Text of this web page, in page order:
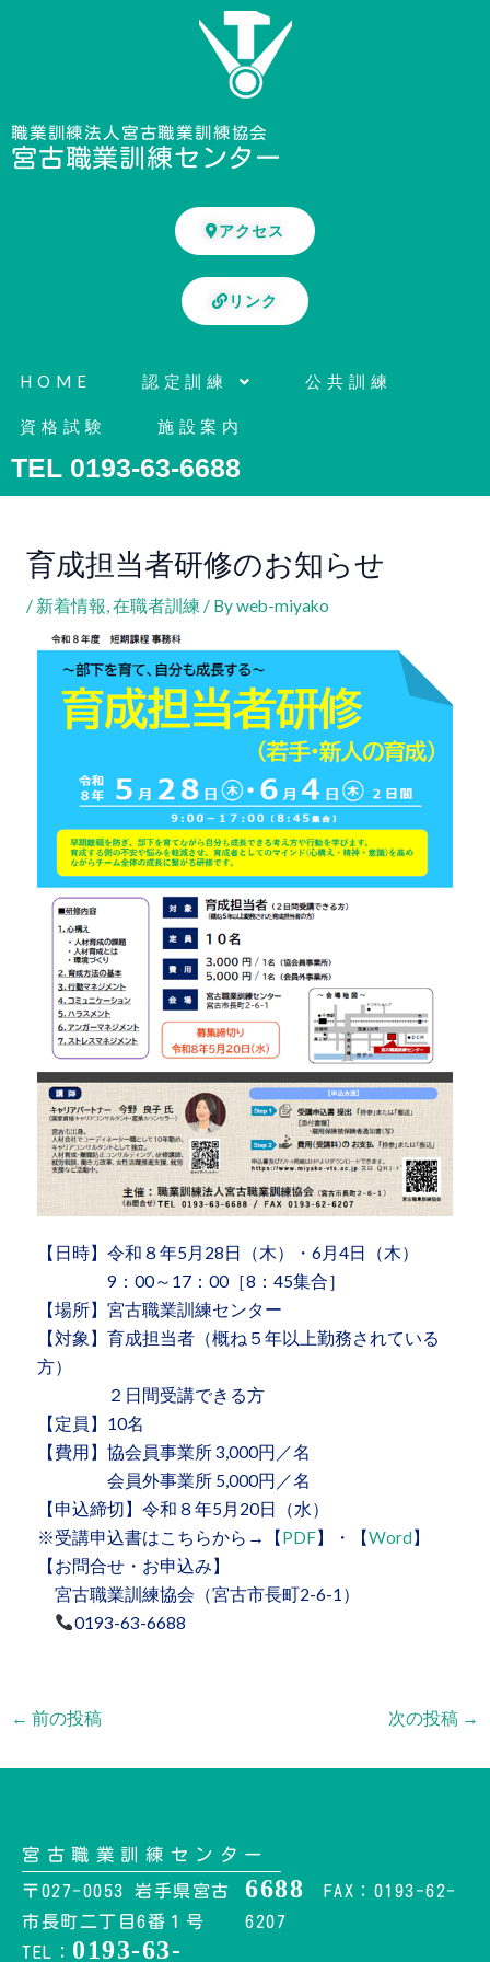
キ
ッ
職業訓練法人宮古職業訓練協会
宮古職業訓練センター
アクセス
リンク
HOME 認定訓練 公共訓練
資格試験 施設案内
TEL 0193-63-6688
育成担当者研修のお知らせ
/ 新着情報 在職者訓練 / Byweb-miyako
【日時】令和８年5月28日（木）・6月4日（木）
9：00～17：00［8：45集合］
【場所】宮古職業訓練センター
【対象】育成担当者（概ね５年以上勤務されている
方）
２日間受講できる方
【定員】10名
【費用】協会員事業所 3,000円／名
会員外事業所 5,000円／名
【申込締切】令和８年5月20日（水）
※受講申込書はこちらから→【PDF】・【Word】
【お問合せ・お申込み】
宮古職業訓練協会（宮古市長町2-6-1）
0193-63-6688
← 前の投稿 次の投稿 →
宮古職業訓練センター
〒027-0053 岩手県宮古
市長町二丁目6番１号
TEL： 0193-63-
6688 FAX：0193-62-
6207